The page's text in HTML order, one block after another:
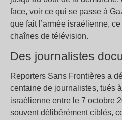
face, voir ce qui se passe à
que fait l’armée israélienne,
chaînes de télévision.
Des journalistes
Reporters Sans Frontières a
centaine de journalistes, tués
israélienne entre le 7 octobre
souvent délibérément ciblés,